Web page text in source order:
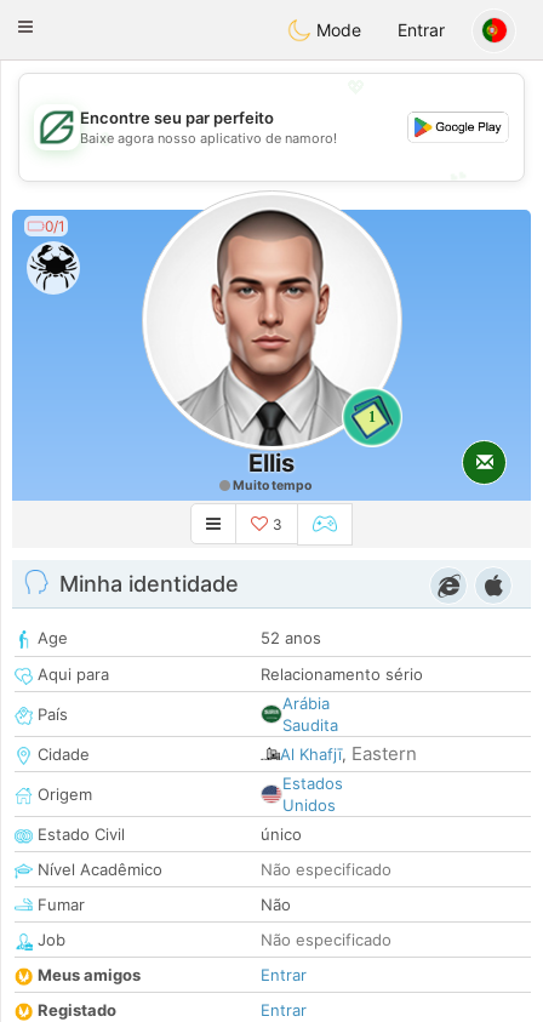
Dating
Toggle
Mode Entrar
💖
💕
Encontre seu par perfeito
Baixe agora nosso aplicativo de namoro!
0/1
1
Ellis
Muito tempo
3
Minha identidade
Age
52 anos
Aqui para
Relacionamento sério
País
Arábia
Saudita
Cidade
Al Khafjī, Eastern
Origem
Estados
Unidos
Estado Civil
único
Nível Acadêmico
Não especificado
Fumar
Não
Job
Não especificado
Meus amigos
Entrar
Registado
Entrar